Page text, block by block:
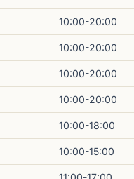
10:00-20:00
10:00-20:00
10:00-20:00
10:00-20:00
10:00-18:00
10:00-15:00